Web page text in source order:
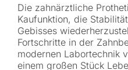
Die zahnärztliche
Kaufunktion, die
Gebisses
Fortschritte in der
modernen Labortechnik
einem großen Stück